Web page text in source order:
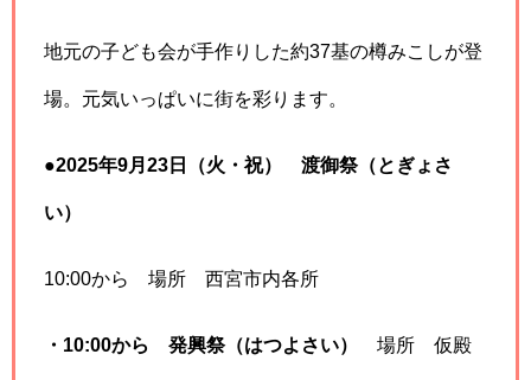
地元の子ども会が手作りした約37基の樽みこしが登
場。元気いっぱいに街を彩ります。
●2025年9月23日（火・祝） 渡御祭（とぎょさ
い）
10:00から 場所 西宮市内各所
・10:00から 発興祭（はつよさい） 場所 仮殿